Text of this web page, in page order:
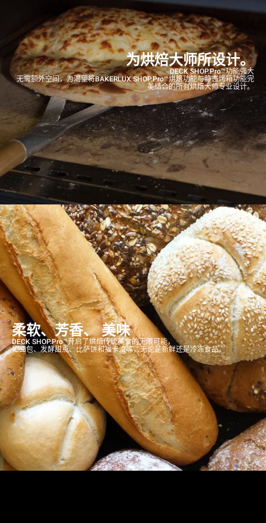
为烘焙大师所设计。
DECK SHOP.Pro™功能强大
无需额外空间，为渴望将BAKERLUX SHOP.Pro™烘焙功能与静态烤箱功能完
美结合的所有烘焙大师专业设计。
柔软、芳香、 美味
DECK SHOP.Pro™开启了烘焙传统美食的无限可能，
如面包、发酵甜点、比萨饼和福卡洽等，无论是新鲜还是冷冻食品。